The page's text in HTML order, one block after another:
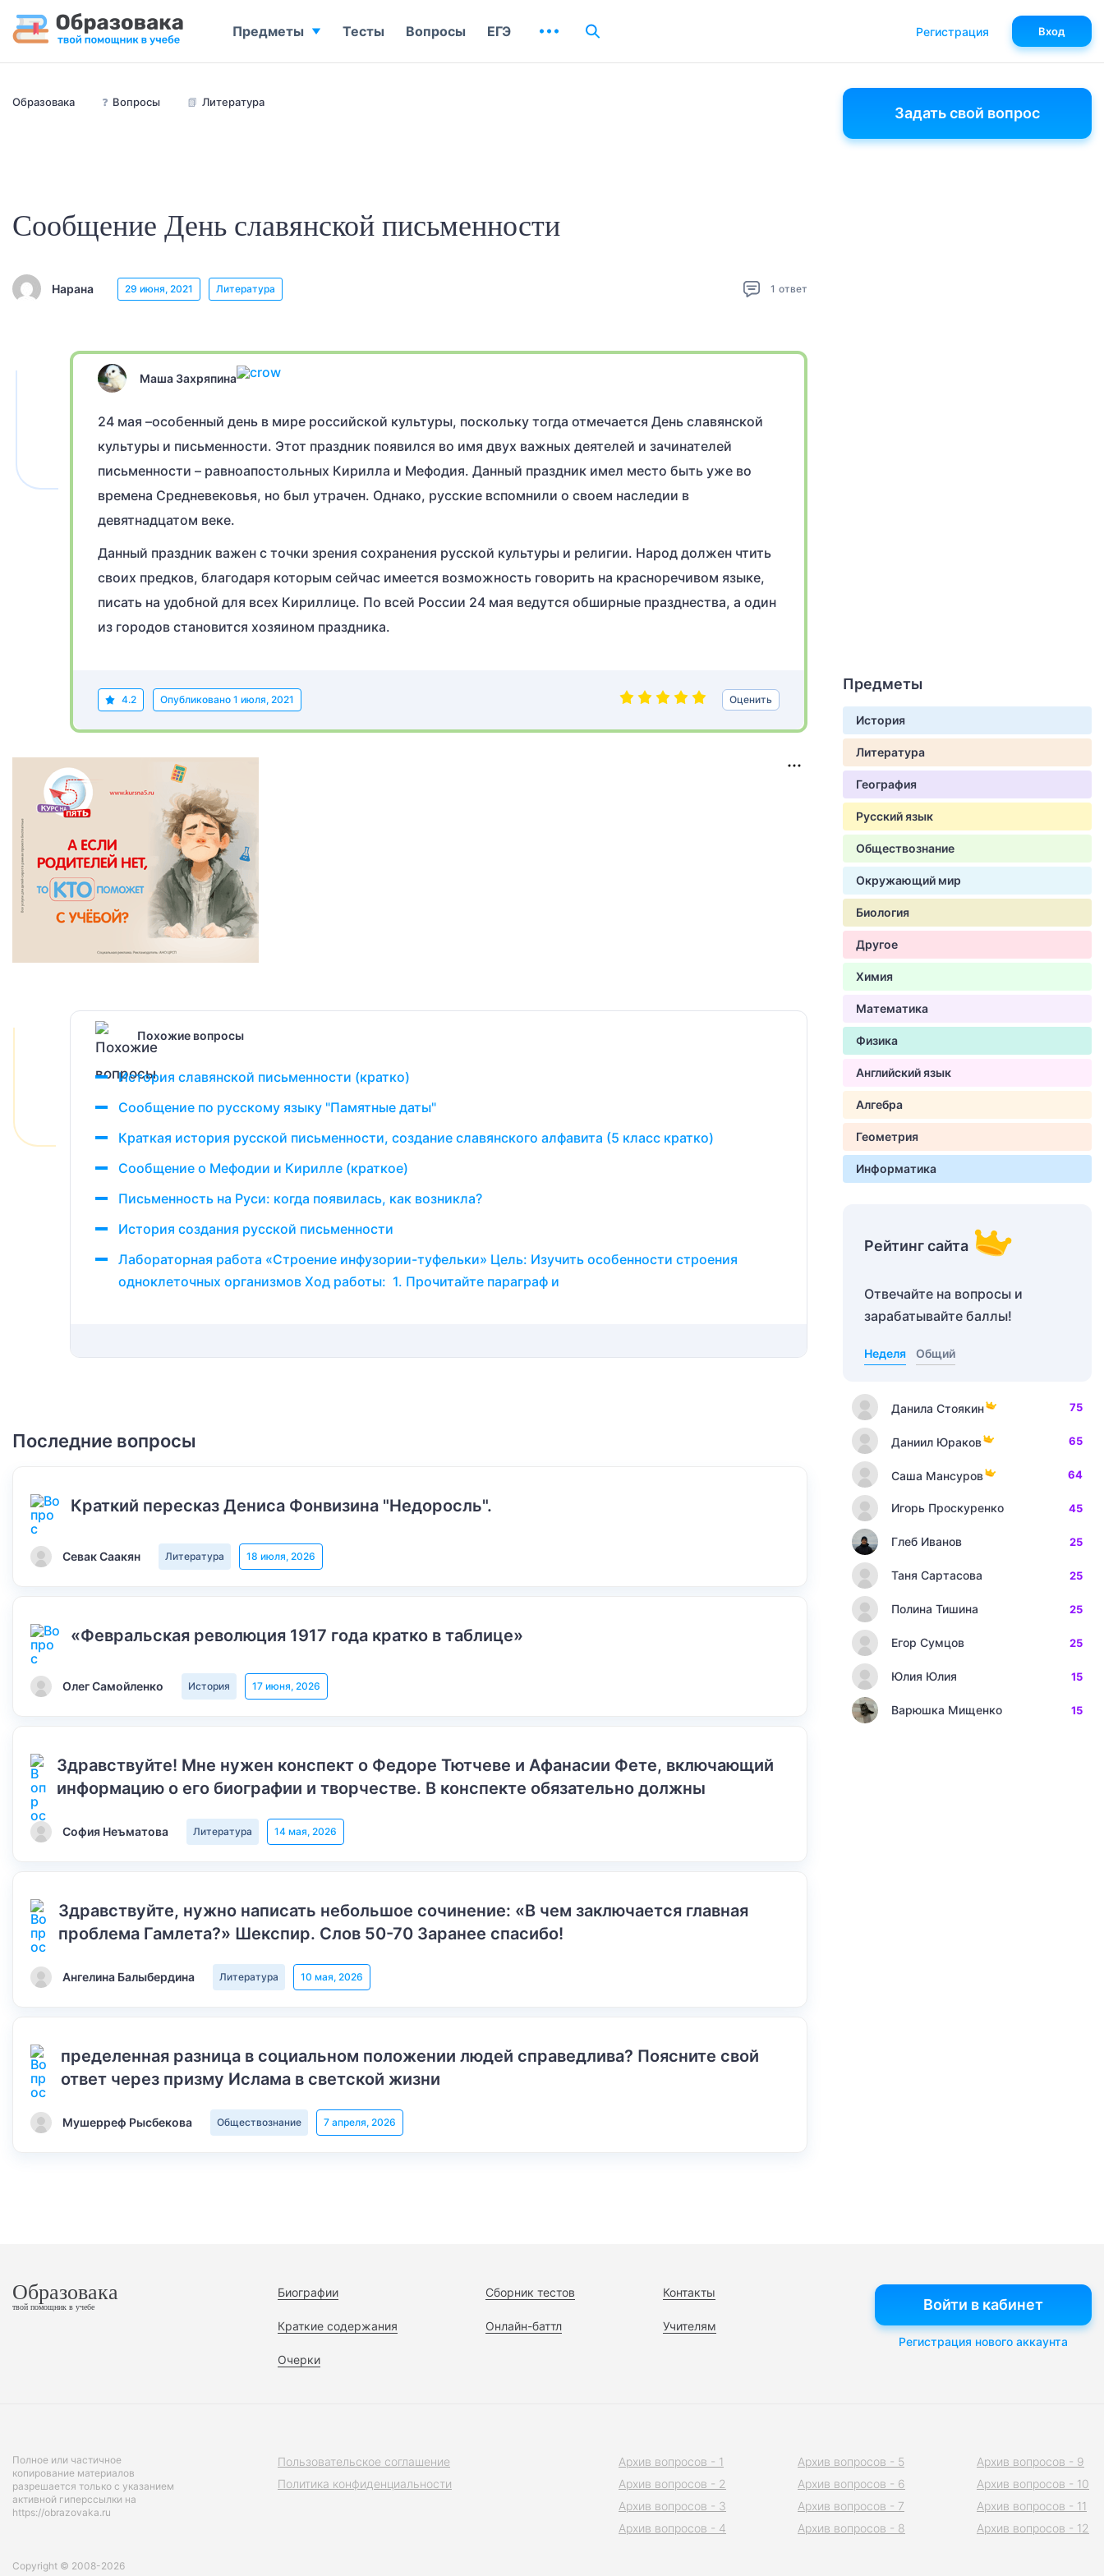
Образовака ❓ Вопросы 📗 Литература
Сообщение День славянской письменности
Нарана 29 июня, 2021 Литература 1 ответ
Маша Захряпина
24 мая –особенный день в мире российской культуры, поскольку тогда отмечается День славянской
культуры и письменности. Этот праздник появился во имя двух важных деятелей и зачинателей
письменности – равноапостольных Кирилла и Мефодия. Данный праздник имел место быть уже во
времена Средневековья, но был утрачен. Однако, русские вспомнили о своем наследии в
девятнадцатом веке.
Данный праздник важен с точки зрения сохранения русской культуры и религии. Народ должен чтить
своих предков, благодаря которым сейчас имеется возможность говорить на красноречивом языке,
писать на удобной для всех Кириллице. По всей России 24 мая ведутся обширные празднества, а один
из городов становится хозяином праздника.
4.2 Опубликовано 1 июля, 2021 Оценить
Похожие вопросы
История славянской письменности (кратко)
Сообщение по русскому языку "Памятные даты"
Краткая история русской письменности, создание славянского алфавита (5 класс кратко)
Сообщение о Мефодии и Кирилле (краткое)
Письменность на Руси: когда появилась, как возникла?
История создания русской письменности
Лабораторная работа «Строение инфузории-туфельки» Цель: Изучить особенности строения
одноклеточных организмов Ход работы: 1. Прочитайте параграф и
Последние вопросы
Краткий пересказ Дениса Фонвизина "Недоросль".
Севак Саакян Литература 18 июля, 2026
«Февральская революция 1917 года кратко в таблице»
Олег Самойленко История 17 июня, 2026
Здравствуйте! Мне нужен конспект о Федоре Тютчеве и Афанасии Фете, включающий
информацию о его биографии и творчестве. В конспекте обязательно должны
София Неъматова Литература 14 мая, 2026
Здравствуйте, нужно написать небольшое сочинение: «В чем заключается главная
проблема Гамлета?» Шекспир. Слов 50-70 Заранее спасибо!
Ангелина Балыбердина Литература 10 мая, 2026
пределенная разница в социальном положении людей справедлива? Поясните свой
ответ через призму Ислама в светской жизни
Мушерреф Рысбекова Обществознание 7 апреля, 2026
Задать свой вопрос
Предметы
История
Литература
География
Русский язык
Обществознание
Окружающий мир
Биология
Другое
Химия
Математика
Физика
Английский язык
Алгебра
Геометрия
Информатика
Рейтинг сайта
Отвечайте на вопросы и
зарабатывайте баллы!
Неделя Общий
Данила Стоякин 75
Даниил Юраков 65
Саша Мансуров 64
Игорь Проскуренко 45
Глеб Иванов 25
Таня Сартасова 25
Полина Тишина 25
Егор Сумцов 25
Юлия Юлия 15
Варюшка Мищенко 15
Предметы Тесты Вопросы ЕГЭ Регистрация Вход
Образовака
твой помощник в учебе
Биографии
Краткие содержания
Очерки
Сборник тестов
Онлайн-баттл
Контакты
Учителям
Войти в кабинет
Регистрация нового аккаунта
Полное или частичное
копирование материалов
разрешается только с указанием
активной гиперссылки на
https://obrazovaka.ru
Пользовательское соглашение
Политика конфиденциальности
Архив вопросов - 1
Архив вопросов - 2
Архив вопросов - 3
Архив вопросов - 4
Архив вопросов - 5
Архив вопросов - 6
Архив вопросов - 7
Архив вопросов - 8
Архив вопросов - 9
Архив вопросов - 10
Архив вопросов - 11
Архив вопросов - 12
Copyright © 2008-2026